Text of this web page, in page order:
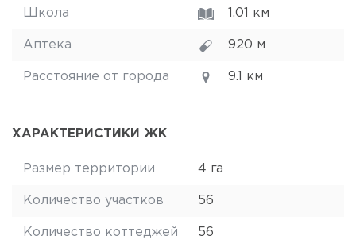
Школа 1.01 км
Аптека 920 м
Расстояние от города 9.1 км
ХАРАКТЕРИСТИКИ ЖК
Размер территории 4 га
Количество участков 56
Количество коттеджей 56